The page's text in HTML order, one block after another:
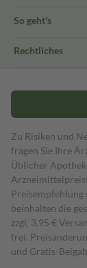
So geht's
Rechtliches
Zu Risiken und
fragen Sie Ihre
Üblicher
Preisempfehlung
beinhalten die
zzgl. 3,95 €
frei.
und Gratis-